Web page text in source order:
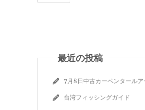
最近の投稿
7月8日中古カーペンタールア
台湾フィッシングガイド